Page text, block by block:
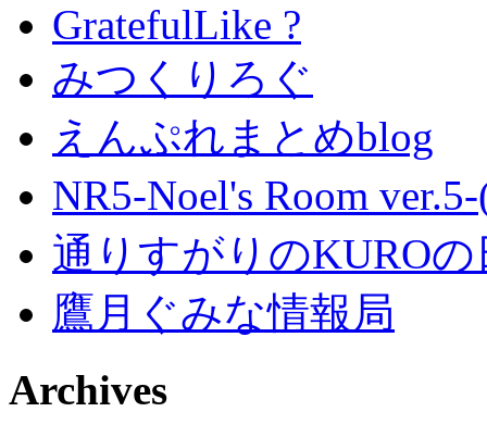
GratefulLike ?
みつくりろぐ
えんぷれまとめblog
NR5-Noel's Room
通りすがりのKURO
鷹月ぐみな情報局
Archives